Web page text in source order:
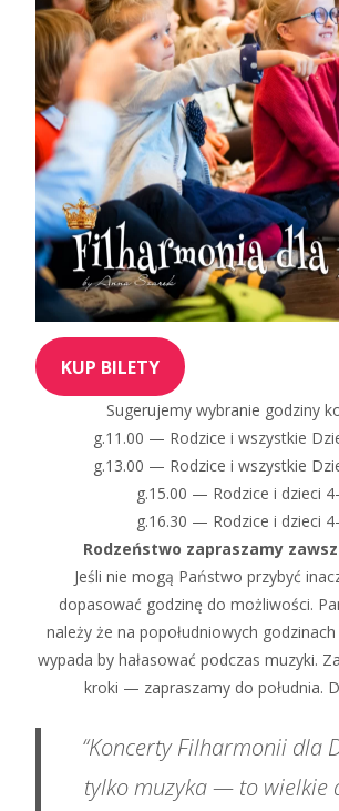
KUP BILETY
Sugerujemy wybranie godziny
g.11.00 — Rodzice i wszystkie
g.13.00 — Rodzice i wszystkie
g.15.00 — Rodzice i dzieci
g.16.30 — Rodzice i dzieci
Rodzeństwo zapraszamy
Jeśli nie mogą Państwo przybyć
dopasować godzinę do możliwości.
należy że na popołudniowych godzinach
wypada by hałasować podczas muzyki.
kroki — zapraszamy do południa.
“Koncerty Filharmonii dla
tylko muzyka — to wielkie